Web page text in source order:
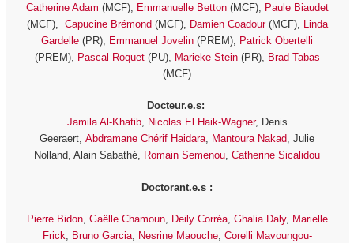
Catherine Adam (MCF), Emmanuelle Betton(MCF),
Paule Biaudet
(MCF), Capucine Brémond (MCF), Damien Coadour(MCF),
Linda
Gardelle (PR), Emmanuel Jovelin (PREM),
Patrick Obertelli
(PREM),
Pascal Roquet(PU), Marieke Stein(PR),
Brad Tabas
(MCF)
Docteur.e.s:
Jamila Al-Khatib, Nicolas El Haik-Wagner, Denis
Geeraert, Abdramane Chérif Haidara, Mantoura Nakad, Julie
Nolland, Alain Sabathé, Romain Semenou, Catherine Sicalidou
Doctorant.e.s :
Pierre Bidon, Gaëlle Chamoun, Deily Corréa, Ghalia Daly, Marielle
Frick, Bruno Garcia, Nesrine Maouche, Corelli Mavoungou-